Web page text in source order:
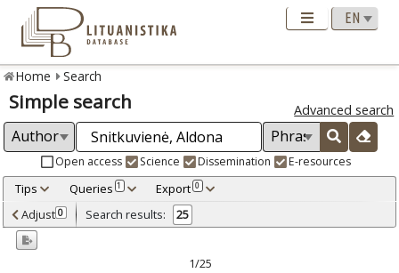
Home Search
Simple search Advanced search
Open access Science Dissemination E-resources
Tips Queries 1 Export 0
Adjusted by criteria 0
Year
Adjust 0 Search results: 25
1/25